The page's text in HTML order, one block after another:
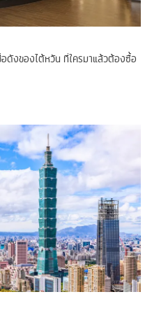
ดังของไต้หวัน ที่ใครมาแล้วต้องซื้อ